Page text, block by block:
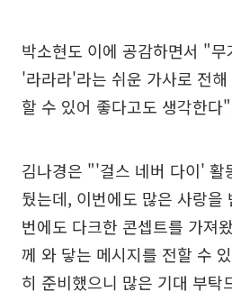
박소현도 이에 공감하면서 "
'라라라'라는 쉬운 가사로 전
할 수 있어 좋다고도 생각한다
김나경은 "'걸스 네버 다이' 활
뒀는데, 이번에도 많은 사랑
번에도 다크한 콘셉트를 가져
께 와 닿는 메시지를 전할 수
히 준비했으니 많은 기대 부탁